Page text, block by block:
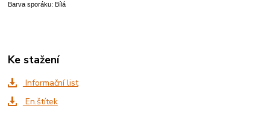
Barva sporáku: Bílá
Ke stažení
Informační list
En.štítek